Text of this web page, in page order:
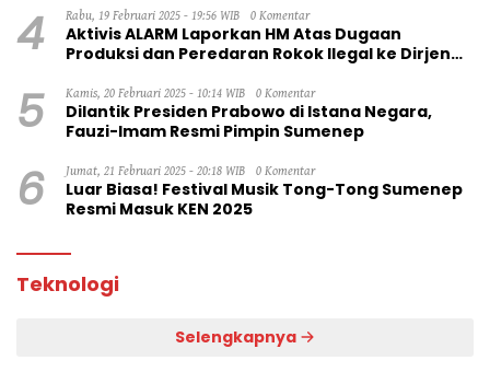
4 Rabu, 19 Februari 2025 - 19:56 WIB 0 Komentar
Aktivis ALARM Laporkan HM Atas Dugaan
Produksi dan Peredaran Rokok Ilegal ke Dirjen
5 Kamis, 20 Februari 2025 - 10:14 WIB 0 Komentar
Dilantik Presiden Prabowo di Istana Negara,
Fauzi-Imam Resmi Pimpin Sumenep
6 Jumat, 21 Februari 2025 - 20:18 WIB 0 Komentar
Luar Biasa! Festival Musik Tong-Tong Sumenep
Resmi Masuk KEN 2025
Teknologi
Selengkapnya